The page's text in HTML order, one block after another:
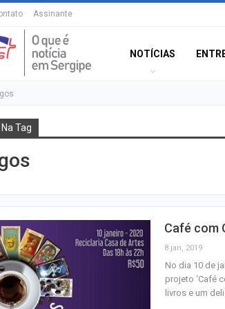
Assinante
NOTÍCIAS
Tag
Café com
8 jan, 2019
No dia 10 de
projeto ‘Café
livros e um